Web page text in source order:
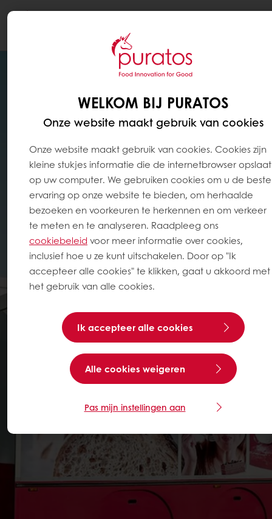
WELKOM BIJ PURATOS
Onze website maakt gebruik van cookies
Onze website maakt gebruik van cookies. Cookies zijn
kleine stukjes informatie die de internetbrowser opslaat
op uw computer. We gebruiken cookies om u de beste
ervaring op onze website te bieden, om herhaalde
bezoeken en voorkeuren te herkennen en om verkeer
te meten en te analyseren. Raadpleeg ons
cookiebeleid voor meer informatie over cookies,
inclusief hoe u ze kunt uitschakelen. Door op "Ik
accepteer alle cookies" te klikken, gaat u akkoord met
het gebruik van alle cookies.
Ik accepteer alle cookies
Alle cookies weigeren
Pas mijn instellingen aan